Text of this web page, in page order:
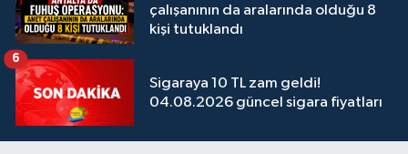
çalışanının da aralarında olduğu 8
kişi tutuklandı
Sigaraya 10 TL zam geldi!
04.08.2026 güncel sigara fiyatları
6